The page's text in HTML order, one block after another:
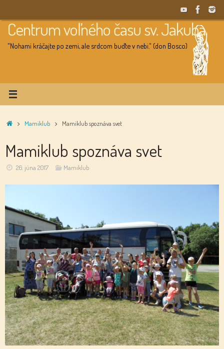
to
content
Centrum voľného času sv. Jakuba
"Nohami kráčajte po zemi, ale srdcom buďte v nebi." (don Bosco)
HomeMamiklub Mamiklub spoznáva svet
Mamiklub spoznáva svet
26. júna 2017 Mamiklub